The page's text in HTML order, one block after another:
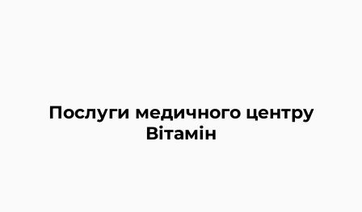
Послуги медичного центру
Вітамін